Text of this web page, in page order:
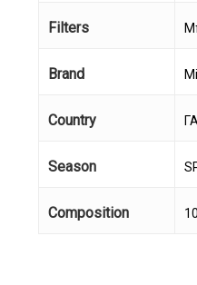
Κανένα
Filters
Brand
Country
Season
Composition